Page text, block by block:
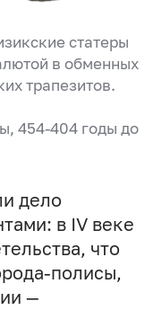
статеры
в обменных
трапезитов.
454-404 годы до
дело
в IV веке
что
полисы,
—